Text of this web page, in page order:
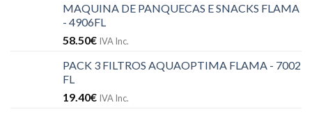
MAQUINA DE PANQUECAS E SNACKS FLAMA
- 4906FL
58.50€ IVA Inc.
PACK 3 FILTROS AQUAOPTIMA FLAMA - 7002
FL
19.40€ IVA Inc.